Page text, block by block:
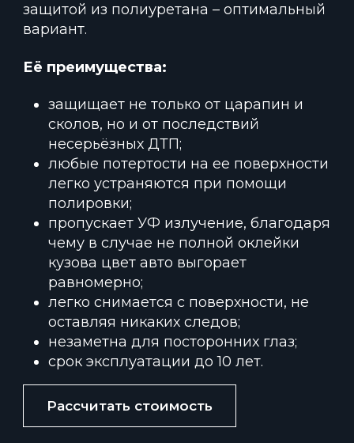
защитой из полиуретана – оптимальный
вариант.
Её преимущества:
защищает не только от царапин и
сколов, но и от последствий
несерьёзных ДТП;
любые потертости на ее поверхности
легко устраняются при помощи
полировки;
пропускает УФ излучение, благодаря
чему в случае не полной оклейки
кузова цвет авто выгорает
равномерно;
легко снимается с поверхности, не
оставляя никаких следов;
незаметна для посторонних глаз;
срок эксплуатации до 10 лет.
Рассчитать стоимость